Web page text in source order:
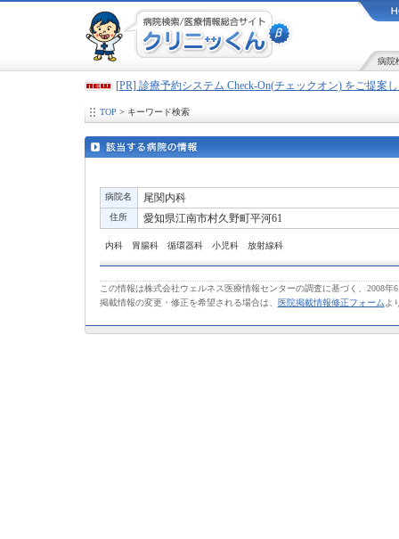
病院
[PR] 診療予約システム Check-On(チェックオン) をご提案
TOP > キーワード検索
病院名 尾関内科
住所 愛知県江南市村久野町平河61
内科 胃腸科 循環器科 小児科 放射線科
この情報は株式会社ウェルネス医療情報センターの調査に基づく、2008年
掲載情報の変更・修正を希望される場合は、
医院掲載情報修正フォーム よ